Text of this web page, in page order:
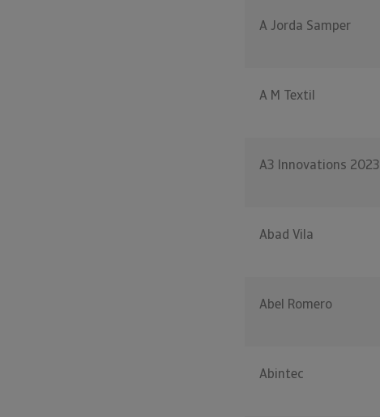
A Jorda Samper
A M Textil
A3 Innovations 2023
Abad Vila
Abel Romero
Abintec